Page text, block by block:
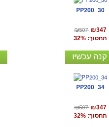
PP200_30
₪507 ₪347
תחסוך: 32%
קנה עכשיו
PP200_34
₪507 ₪347
תחסוך: 32%